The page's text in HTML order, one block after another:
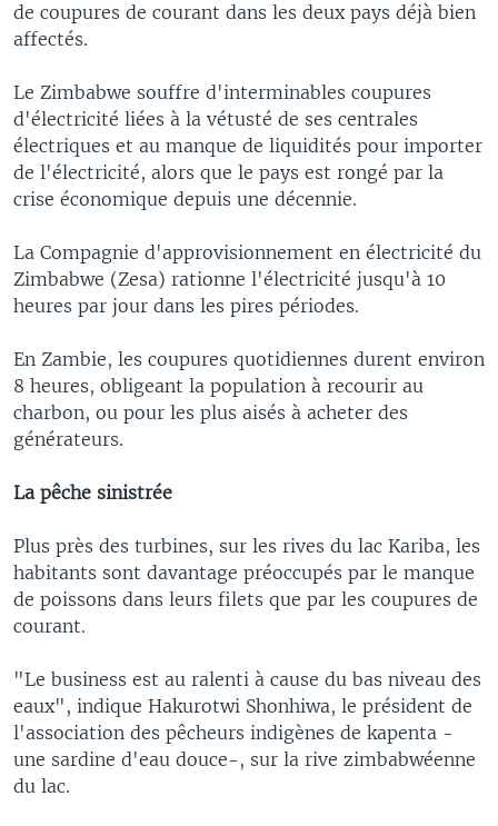
de coupures de courant dans les deux pays déjà bien
affectés.
Le Zimbabwe souffre d'interminables coupures
d'électricité liées à la vétusté de ses centrales
électriques et au manque de liquidités pour importer
de l'électricité, alors que le pays est rongé par la
crise économique depuis une décennie.
La Compagnie d'approvisionnement en électricité du
Zimbabwe (Zesa) rationne l'électricité jusqu'à 10
heures par jour dans les pires périodes.
En Zambie, les coupures quotidiennes durent environ
8 heures, obligeant la population à recourir au
charbon, ou pour les plus aisés à acheter des
générateurs.
La pêche sinistrée
Plus près des turbines, sur les rives du lac Kariba, les
habitants sont davantage préoccupés par le manque
de poissons dans leurs filets que par les coupures de
courant.
"Le business est au ralenti à cause du bas niveau des
eaux", indique Hakurotwi Shonhiwa, le président de
l'association des pêcheurs indigènes de kapenta -
une sardine d'eau douce-, sur la rive zimbabwéenne
du lac.